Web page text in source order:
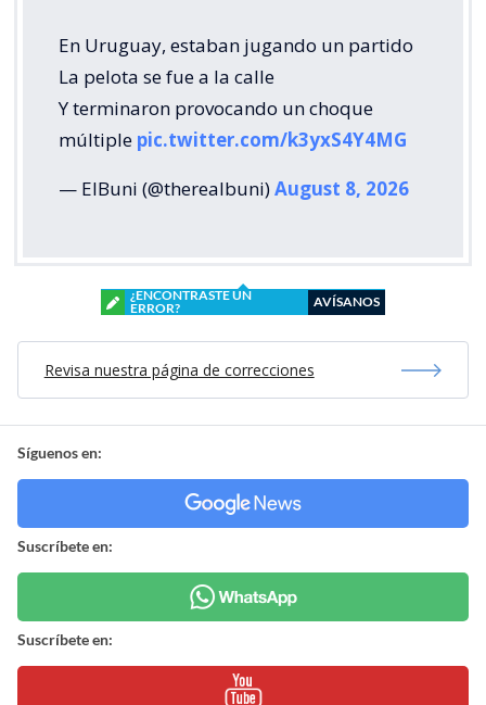
En Uruguay, estaban jugando un partido
La pelota se fue a la calle
Y terminaron provocando un choque
múltiple pic.twitter.com/k3yxS4Y4MG
— ElBuni (@therealbuni)August 8, 2026
¿ENCONTRASTE UN
ERROR?
AVÍSANOS
Revisa nuestra página de correcciones
Síguenos en:
Suscríbete en:
Suscríbete en: